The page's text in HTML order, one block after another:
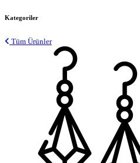
Kategoriler
Tüm Ürünler